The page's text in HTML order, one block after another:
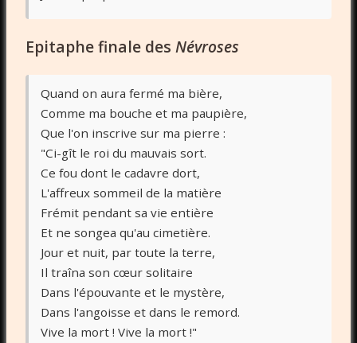
Epitaphe finale des Névroses
Quand on aura fermé ma bière,
Comme ma bouche et ma paupière,
Que l'on inscrive sur ma pierre :
"Ci-gît le roi du mauvais sort.
Ce fou dont le cadavre dort,
L'affreux sommeil de la matière
Frémit pendant sa vie entière
Et ne songea qu'au cimetière.
Jour et nuit, par toute la terre,
Il traîna son cœur solitaire
Dans l'épouvante et le mystère,
Dans l'angoisse et dans le remord.
Vive la mort ! Vive la mort !"